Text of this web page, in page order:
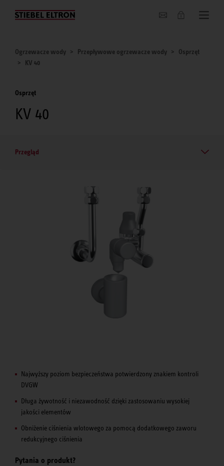
O nas
Ogrzewacze wody Przepływowe ogrzewacze wody
Osprzęt
KV 40
Osprzęt
KV 40
Przegląd
Najwyższy poziom bezpieczeństwa potwierdzony znakiem kontroli
DVGW
Długa żywotność i niezawodność dzięki zastosowaniu wysokiej
jakości elementów
Obniżenie ciśnienia wlotowego za pomocą dodatkowego zaworu
redukcyjnego ciśnienia
Pytania o produkt?